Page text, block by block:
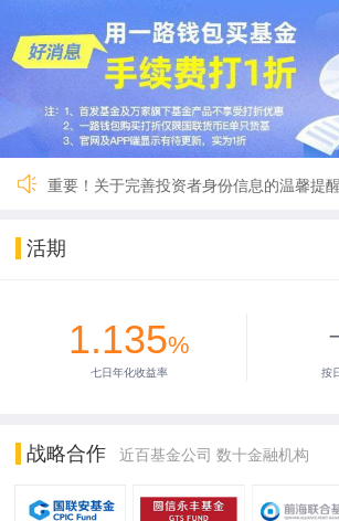
关于一路财富（深圳）基金销售有限公
国寿安保鑫钱包货币A暂停交易
国联货币E 9月27日暂停服务
【重要】一路财富暂停服务3小时
2024年劳动节假期安排公告
2024年春节假期安排公告
【重要】关于暂停新用户注册的公告
重要！关于完善投资者身份信息的温馨提醒
国寿安保鑫钱包货币A暂停交易
国联货币E 9月27日暂停服务
2024年春节假期安排公告
【重要】关于暂停新用户注册的公告
重要！关于完善投资者身份信息的温馨提
活期
1.135%
七日年化收益率 按
战略合作 近百基金公司 数十金融机构